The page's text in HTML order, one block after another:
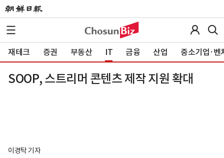
재테크 증권 부동산 IT 금융 산업 중소기업·벤
SOOP, 스트리머 콘텐츠 제작 지원 확대
이경탁 기자